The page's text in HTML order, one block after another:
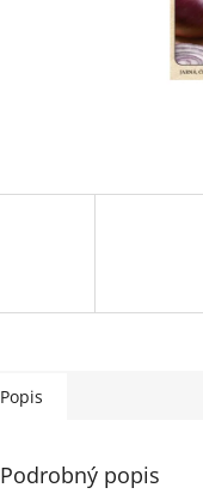
Popis
Podrobný popis